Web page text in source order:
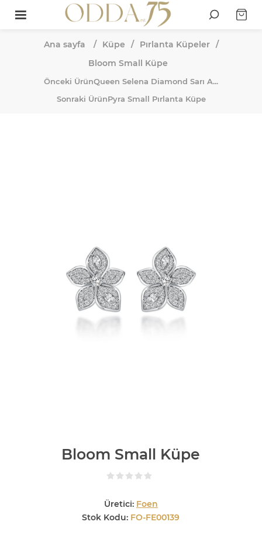
Ana sayfa / Küpe / Pırlanta Küpeler /
Bloom Small Küpe
Önceki ÜrünQueen Selena Diamond Sarı A...
Sonraki ÜrünPyra Small Pırlanta Küpe
Bloom Small Küpe
Üretici: Foen
Stok Kodu: FO-FE00139